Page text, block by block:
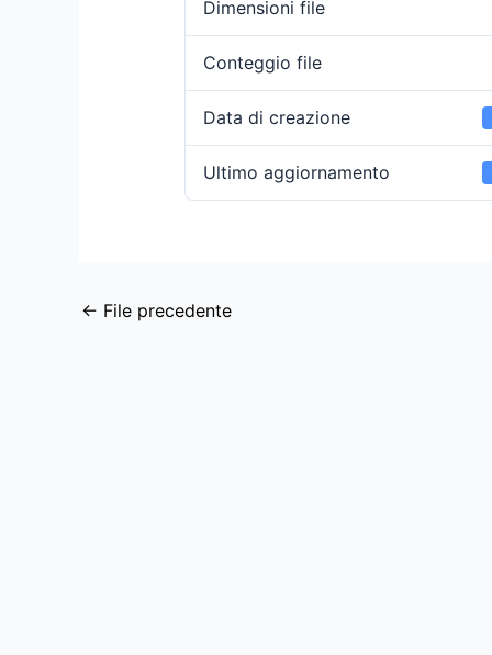
Dimensioni file
Conteggio file
Data di creazione
Ultimo aggiornamento
← File precedente